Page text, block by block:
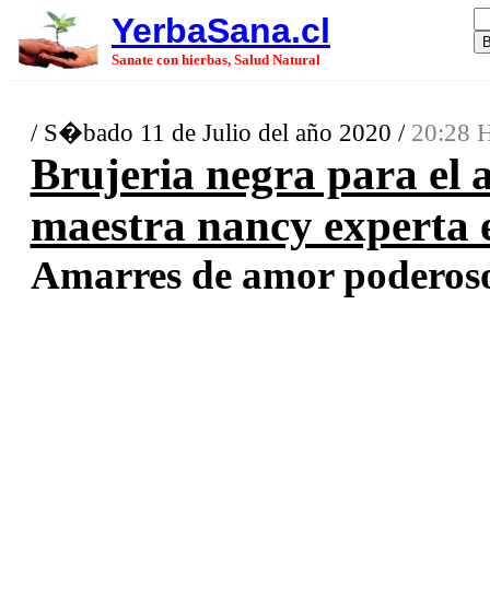
YerbaSana.cl
Sanate con hierbas, Salud Natural
/ S�bado 11 de Julio del año 2020 / 20:28
Brujeria negra para el
maestra nancy experta
Amarres de amor